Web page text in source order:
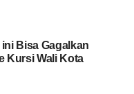
Bisa Gagalkan
Kursi Wali Kota